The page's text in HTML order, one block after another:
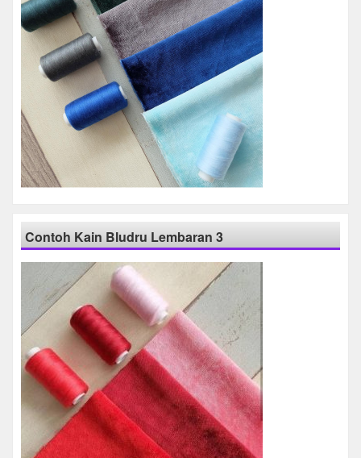
Contoh Kain Bludru Lembaran 3